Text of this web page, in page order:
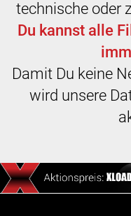
technische oder
Du kannst alle
Damit Du keine
wird unsere